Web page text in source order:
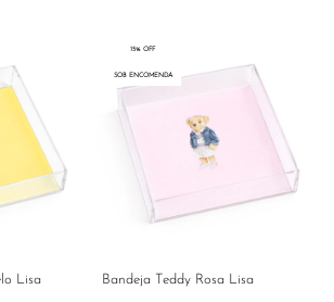
Lisa
15% OFF
SOB ENCOMENDA
Bandeja Teddy Rosa Lisa